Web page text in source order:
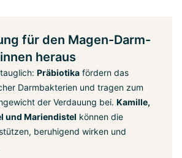
für den Magen-Darm-
heraus
Präbiotika fördern das
Darmbakterien und tragen zum
der Verdauung bei. Kamille,
und Mariendistel können die
beruhigend wirken und